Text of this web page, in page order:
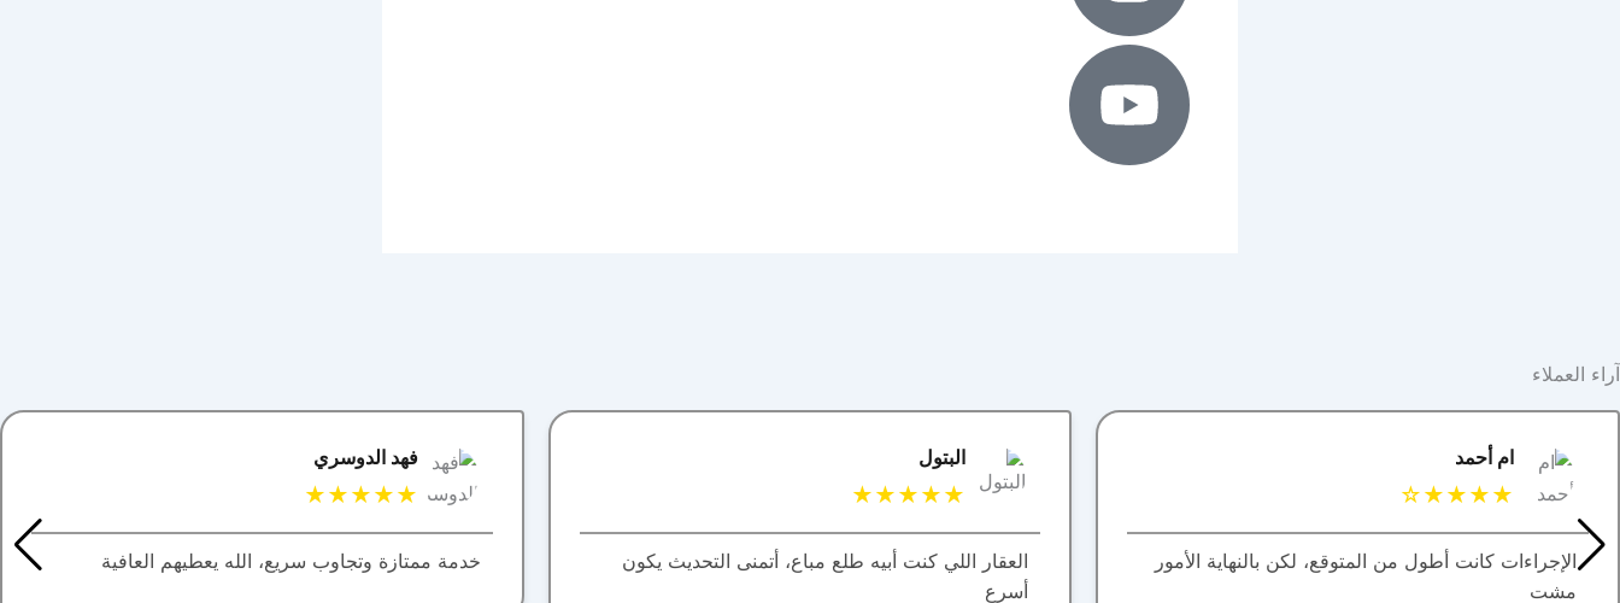
آراء العملاء
البتول
★★★★★
العقار اللي كنت أبيه طلع مباع، أتمنى التحديث يكون
أسرع
فهد الدوسري
★★★★★
خدمة ممتازة وتجاوب سريع، الله يعطيهم العافية
يوسف بو عبدالله
★★★★★
من افضل ان لم يكن افضل مواقع العروضات العقاريه